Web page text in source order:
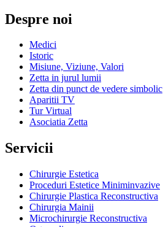
Despre noi
Medici
Istoric
Misiune, Viziune, Valori
Zetta in jurul lumii
Zetta din punct de vedere simbolic
Aparitii TV
Tur Virtual
Asociatia Zetta
Servicii
Chirurgie Estetica
Proceduri Estetice Miniminvazive
Chirurgie Plastica Reconstructiva
Chirurgia Mainii
Microchirurgie Reconstructiva